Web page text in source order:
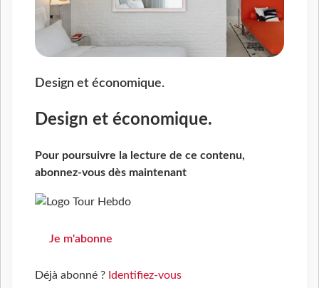
Design et économique.
Design et économique.
Pour poursuivre la lecture de ce contenu,
abonnez-vous dès maintenant
Je m'abonne
Déjà abonné ? Identifiez-vous